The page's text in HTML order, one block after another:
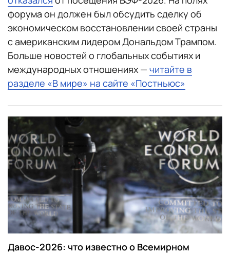
форума он должен был обсудить сделку об
экономическом восстановлении своей страны
с американским лидером Дональдом Трампом.
Больше новостей о глобальных событиях и
международных отношениях — читайте в
разделе «В мире» на сайте «Постньюс»
Давос-2026: что известно о Всемирном